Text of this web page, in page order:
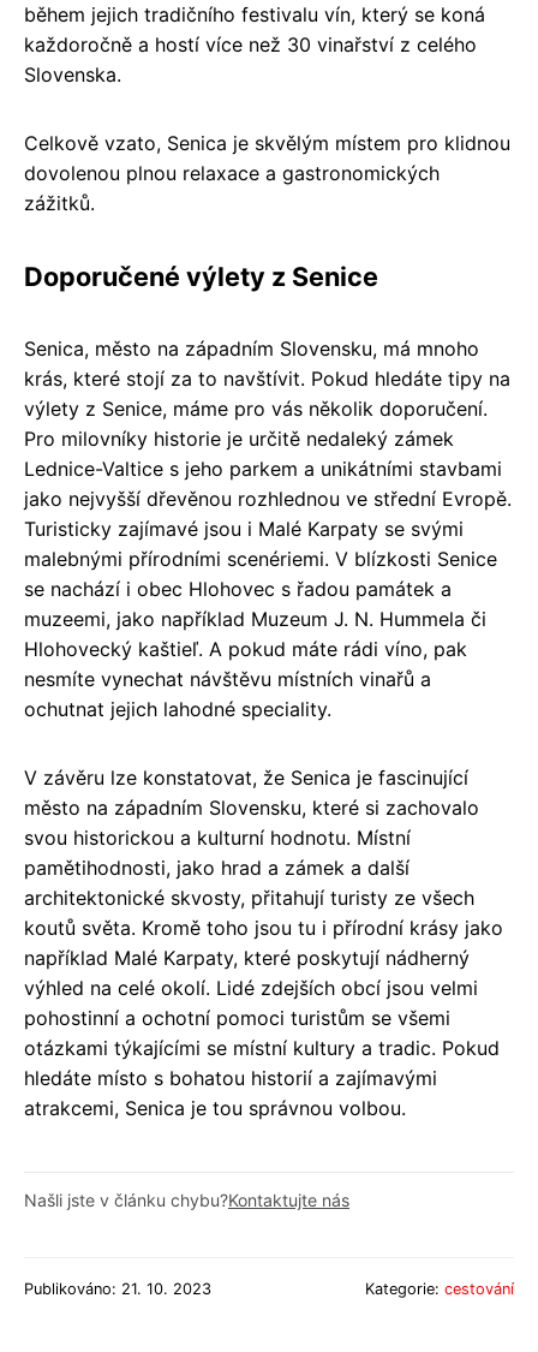
během jejich tradičního festivalu vín, který se koná
každoročně a hostí více než 30 vinařství z celého
Slovenska.
Celkově vzato, Senica je skvělým místem pro klidnou
dovolenou plnou relaxace a gastronomických
zážitků.
Doporučené výlety z Senice
Senica, město na západním Slovensku, má mnoho
krás, které stojí za to navštívit. Pokud hledáte tipy na
výlety z Senice, máme pro vás několik doporučení.
Pro milovníky historie je určitě nedaleký zámek
Lednice-Valtice s jeho parkem a unikátními stavbami
jako nejvyšší dřevěnou rozhlednou ve střední Evropě.
Turisticky zajímavé jsou i Malé Karpaty se svými
malebnými přírodními scenériemi. V blízkosti Senice
se nachází i obec Hlohovec s řadou památek a
muzeemi, jako například Muzeum J. N. Hummela či
Hlohovecký kaštieľ. A pokud máte rádi víno, pak
nesmíte vynechat návštěvu místních vinařů a
ochutnat jejich lahodné speciality.
V závěru lze konstatovat, že Senica je fascinující
město na západním Slovensku, které si zachovalo
svou historickou a kulturní hodnotu. Místní
pamětihodnosti, jako hrad a zámek a další
architektonické skvosty, přitahují turisty ze všech
koutů světa. Kromě toho jsou tu i přírodní krásy jako
například Malé Karpaty, které poskytují nádherný
výhled na celé okolí. Lidé zdejších obcí jsou velmi
pohostinní a ochotní pomoci turistům se všemi
otázkami týkajícími se místní kultury a tradic. Pokud
hledáte místo s bohatou historií a zajímavými
atrakcemi, Senica je tou správnou volbou.
Našli jste v článku chybu?Kontaktujte nás
Publikováno: 21. 10. 2023 Kategorie: cestování